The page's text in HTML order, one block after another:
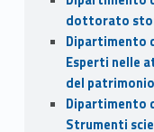
dottorato
Dipartimento
Esperti nelle
del
Dipartimento
Strumenti